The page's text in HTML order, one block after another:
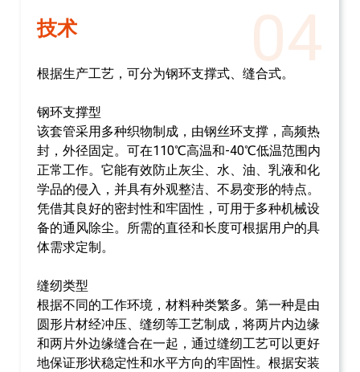
04
技术
根据生产工艺，可分为钢环支撑式、缝合式。
钢环支撑型
该套管采用多种织物制成，由钢丝环支撑，高频热
封，外径固定。可在110℃高温和-40℃低温范围内
正常工作。它能有效防止灰尘、水、油、乳液和化
学品的侵入，并具有外观整洁、不易变形的特点。
凭借其良好的密封性和牢固性，可用于多种机械设
备的通风除尘。所需的直径和长度可根据用户的具
体需求定制。
缝纫类型
根据不同的工作环境，材料种类繁多。第一种是由
圆形片材经冲压、缝纫等工艺制成，将两片内边缘
和两片外边缘缝合在一起，通过缝纫工艺可以更好
地保证形状稳定性和水平方向的牢固性。根据安装